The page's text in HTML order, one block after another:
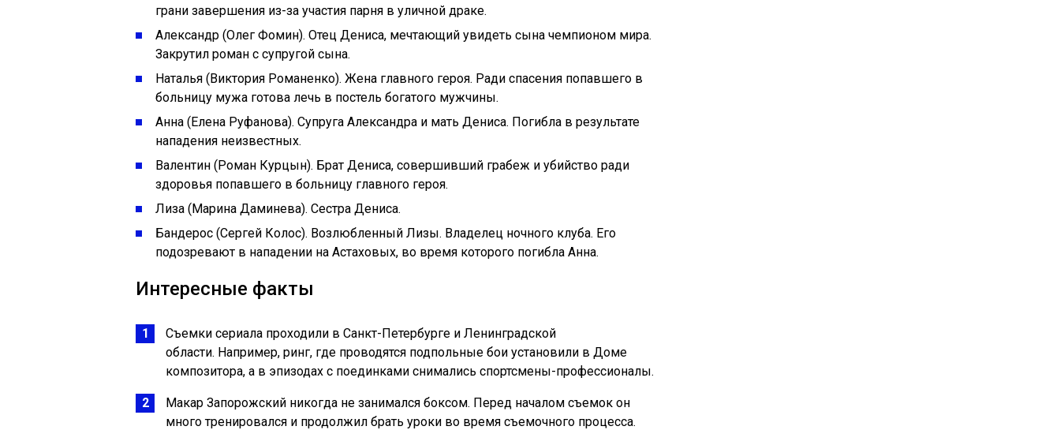
грани завершения из-за участия парня в уличной драке.
Александр (Олег Фомин). Отец Дениса, мечтающий увидеть сына чемпионом мира.
Закрутил роман с супругой сына.
Наталья (Виктория Романенко). Жена главного героя. Ради спасения попавшего в
больницу мужа готова лечь в постель богатого мужчины.
Анна (Елена Руфанова). Супруга Александра и мать Дениса. Погибла в результате
нападения неизвестных.
Валентин (Роман Курцын). Брат Дениса, совершивший грабеж и убийство ради
здоровья попавшего в больницу главного героя.
Лиза (Марина Даминева). Сестра Дениса.
Бандерос (Сергей Колос). Возлюбленный Лизы. Владелец ночного клуба. Его
подозревают в нападении на Астаховых, во время которого погибла Анна.
Интересные факты
Съемки сериала проходили в Санкт-Петербурге и Ленинградской
области. Например, ринг, где проводятся подпольные бои установили в Доме
композитора, а в эпизодах с поединками снимались спортсмены-профессионалы.
Макар Запорожский никогда не занимался боксом. Перед началом съемок он
много тренировался и продолжил брать уроки во время съемочного процесса.